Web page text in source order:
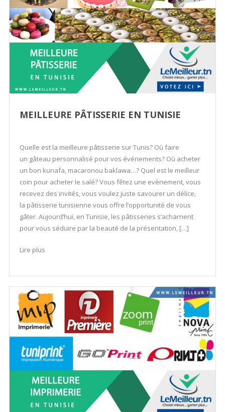
MEILLEURE PÂTISSERIE EN TUNISIE
Quelle est la meilleure pâtisserie sur Tunis? Où faire
un gâteau personnalisé pour vos événements? Où acheter
un bon kunafa, macaronou baklawa…? Quel est le meilleur
coin pour acheter le salé? Vous fêtez une evènement, vous
recevez des invités, vous voulez juste savourer un délice,
la pâtisserie tunisienne vous offre l’opportunité de vous
gâter. Aujourd’hui, en Tunisie, les pâtisseries s’acharnent
pour vous séduire par la beauté de la présentation, […]
Lire plus